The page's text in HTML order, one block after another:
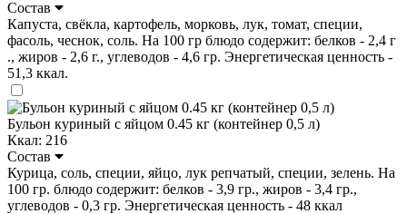
Состав
Капуста, свёкла, картофель, морковь, лук, томат, специи,
фасоль, чеснок, соль. На 100 гр блюдо содержит: белков - 2,4 г
., жиров - 2,6 г., углеводов - 4,6 гр. Энергетическая ценность -
51,3 ккал.
Бульон куриный с яйцом 0.45 кг (контейнер 0,5 л)
Ккал: 216
Состав
Курица, соль, специи, яйцо, лук репчатый, специи, зелень. На
100 гр. блюдо содержит: белков - 3,9 гр., жиров - 3,4 гр.,
углеводов - 0,3 гр. Энергетическая ценность - 48 ккал